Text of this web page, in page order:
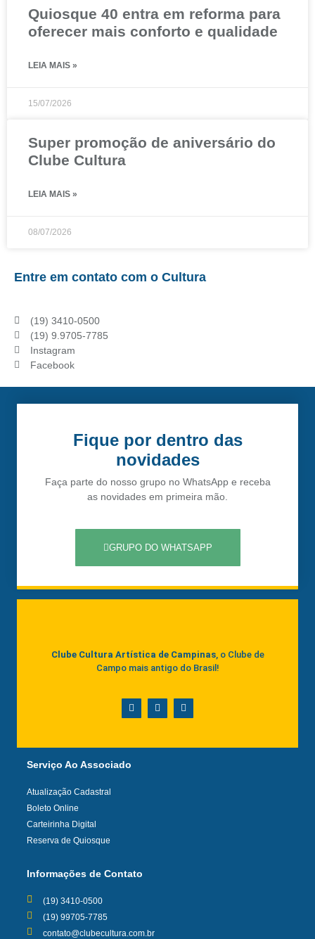
Quiosque 40 entra em reforma para
oferecer mais conforto e qualidade
LEIA MAIS »
15/07/2026
Super promoção de aniversário do
Clube Cultura
LEIA MAIS »
08/07/2026
Entre em contato com o Cultura
(19) 3410-0500
(19) 9.9705-7785
Instagram
Facebook
Fique por dentro das
novidades
Faça parte do nosso grupo no WhatsApp e receba
as novidades em primeira mão.
GRUPO DO WHATSAPP
Clube Cultura Artística de Campinas, o Clube de
Campo mais antigo do Brasil!
Serviço Ao Associado
Atualização Cadastral
Boleto Online
Carteirinha Digital
Reserva de Quiosque
Informações de Contato
(19) 3410-0500
(19) 99705-7785
contato@clubecultura.com.br